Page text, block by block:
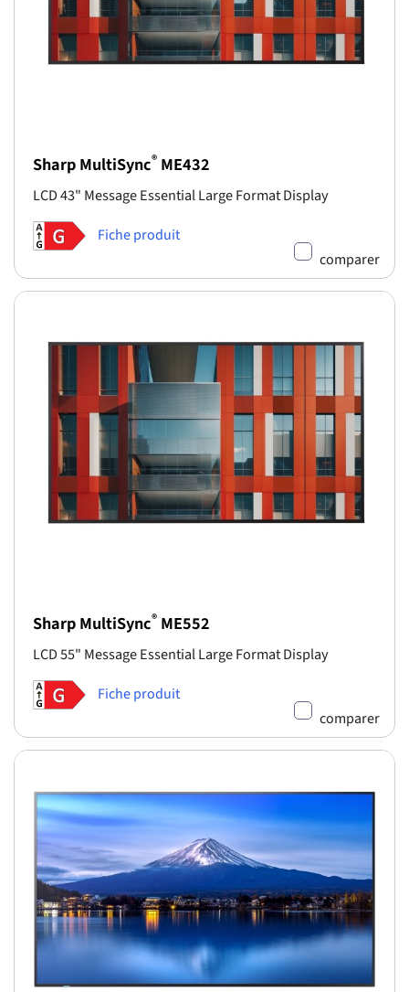
Sharp MultiSync® ME432
LCD 43" Message Essential Large Format Display
Fiche produit
comparer
Sharp MultiSync® ME552
LCD 55" Message Essential Large Format Display
Fiche produit
comparer